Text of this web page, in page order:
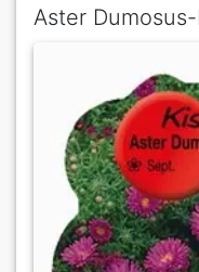
Aster